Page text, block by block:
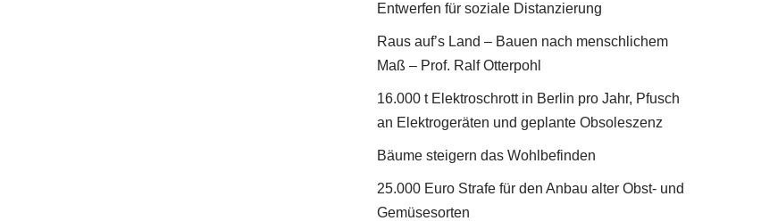
Entwerfen für soziale Distanzierung
Raus auf’s Land – Bauen nach menschlichem
Maß – Prof. Ralf Otterpohl
16.000 t Elektroschrott in Berlin pro Jahr, Pfusch
an Elektrogeräten und geplante Obsoleszenz
Bäume steigern das Wohlbefinden
25.000 Euro Strafe für den Anbau alter Obst- und
Gemüsesorten